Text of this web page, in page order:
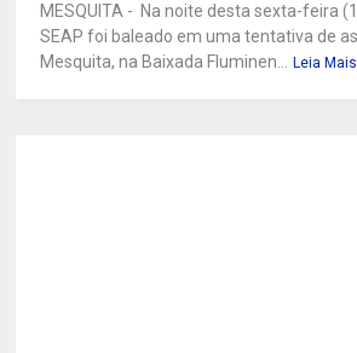
MESQUITA - Na noite desta sexta-feira
SEAP foi baleado em uma tentativa de
Mesquita, na Baixada Fluminen... Leia Mais